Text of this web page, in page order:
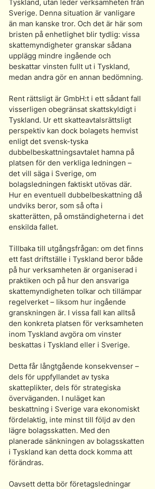
Tyskland, utan leder verksamheten från
Sverige. Denna situation är vanligare
än man kanske tror. Och det är här som
bristen på enhetlighet blir tydlig: vissa
skattemyndigheter granskar sådana
upplägg mindre ingående och
beskattar vinsten fullt ut i Tyskland,
medan andra gör en annan bedömning.
Rent rättsligt är GmbH:t i ett sådant fall
visserligen obegränsat skattskyldigt i
Tyskland. Ur ett skatteavtalsrättsligt
perspektiv kan dock bolagets hemvist
enligt det svensk-tyska
dubbelbeskattningsavtalet hamna på
platsen för den verkliga ledningen –
det vill säga i Sverige, om
bolagsledningen faktiskt utövas där.
Hur en eventuell dubbelbeskattning då
undviks beror, som så ofta i
skatterätten, på omständigheterna i det
enskilda fallet.
Tillbaka till utgångsfrågan: om det finns
ett fast driftställe i Tyskland beror både
på hur verksamheten är organiserad i
praktiken och på hur den ansvariga
skattemyndigheten tolkar och tillämpar
regelverket – liksom hur ingående
granskningen är. I vissa fall kan alltså
den konkreta platsen för verksamheten
inom Tyskland avgöra om vinster
beskattas i Tyskland eller i Sverige.
Detta får långtgående konsekvenser –
dels för uppfyllandet av tyska
skatteplikter, dels för strategiska
överväganden. I nuläget kan
beskattning i Sverige vara ekonomiskt
fördelaktig, inte minst till följd av den
lägre bolagsskatten. Med den
planerade sänkningen av bolagsskatten
i Tyskland kan detta dock komma att
förändras.
Oavsett detta bör företagsledningar